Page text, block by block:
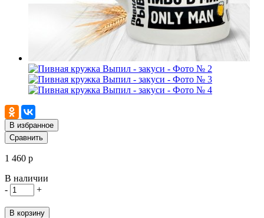
В избранное
Сравнить
1 460 р
В наличии
-
+
В корзину